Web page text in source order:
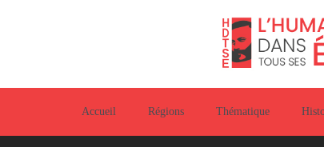
Accueil Régions Thématique